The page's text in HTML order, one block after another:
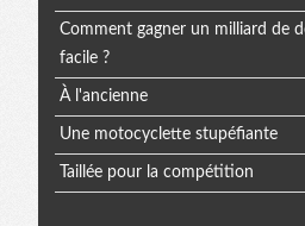
Comment gagner un milliard de
facile ?
À l'ancienne
Une motocyclette stupéfiante
Taillée pour la compétition